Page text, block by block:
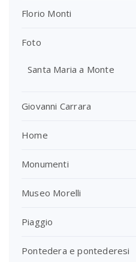
Florio Monti
Foto
Santa Maria a Monte
Giovanni Carrara
Home
Monumenti
Museo Morelli
Piaggio
Pontedera e pontederesi